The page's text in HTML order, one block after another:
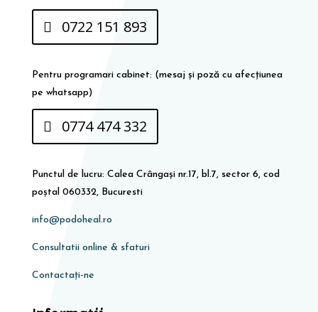
0722 151 893
Pentru programari cabinet: (mesaj și poză cu afecțiunea
pe whatsapp)
0774 474 332
Punctul de lucru: Calea Crângași nr.17, bl.7, sector 6, cod
poștal 060332, Bucuresti
info@podoheal.ro
Consultatii online & sfaturi
Contactați-ne